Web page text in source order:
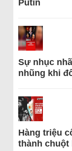
Putin
Sự nhục
nhũng khi
Hàng triệu
thành chuột